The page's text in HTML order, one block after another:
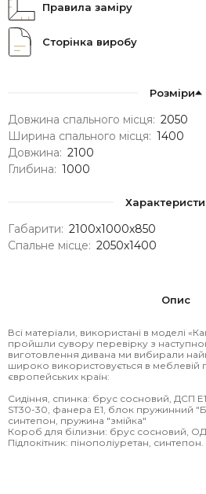
Правила заміру
Сторінка виробу
Розміри
Довжина спального місця: 2050
Ширина спального місця: 1400
Довжина: 2100
Глибина: 1000
Габарити: 2100х1000х850
Спальне місце: 2050х1400
Опис
Всі матеріали, використані в моделі
пройшли сувору перевірку з
виготовлення дивана ми вибирали
широко використовується в меблевій
європейських країн:
Сидіння, спинка: брус сосновий, ДСП
ST30-30, фанера Е1, блок пружинний
синтепон, пружина "змійка"
Короб для білизни: брус сосновий,
Підлокітник: пінополіуретан, синтепон.